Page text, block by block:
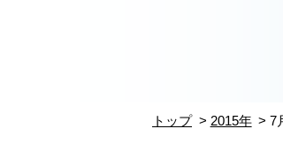
トップ 2015年 7